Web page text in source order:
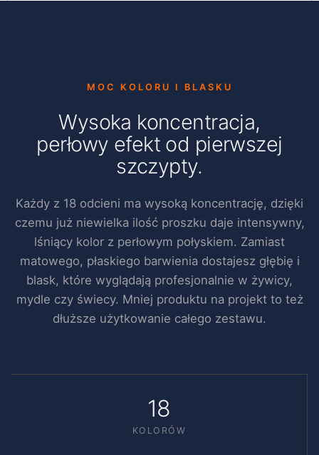
MOC KOLORU I BLASKU
Wysoka koncentracja,
perłowy efekt od pierwszej
szczypty.
Każdy z 18 odcieni ma wysoką koncentrację, dzięki
czemu już niewielka ilość proszku daje intensywny,
lśniący kolor z perłowym połyskiem. Zamiast
matowego, płaskiego barwienia dostajesz głębię i
blask, które wyglądają profesjonalnie w żywicy,
mydle czy świecy. Mniej produktu na projekt to też
dłuższe użytkowanie całego zestawu.
18
KOLORÓW